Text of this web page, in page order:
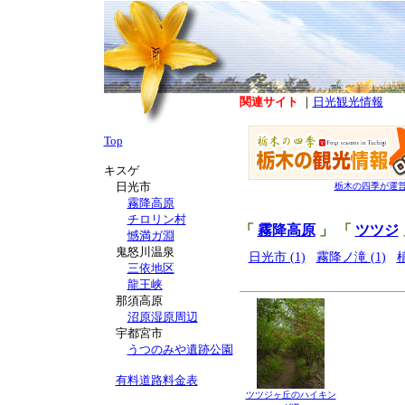
関連サイト ｜ 日光観光情報
栃木の四季が運
「 霧降高原」 「 ツツジ
日光市 (1) 霧降ノ滝 (1)
ツツジヶ丘のハイキン
Top
キスゲ
日光市
霧降高原
チロリン村
憾満ガ淵
鬼怒川温泉
三依地区
龍王峡
那須高原
沼原湿原周辺
宇都宮市
うつのみや遺跡公園
有料道路料金表